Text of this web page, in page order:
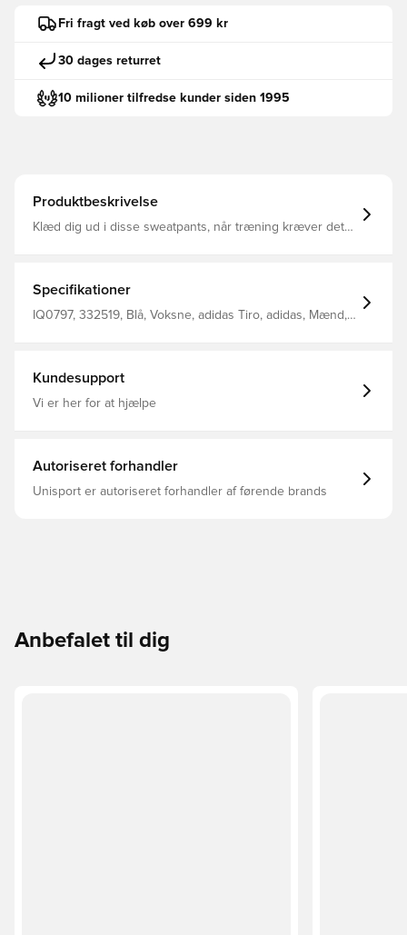
Fri fragt ved køb over 699 kr
30 dages returret
10 milioner tilfredse kunder siden 1995
Produktbeskrivelse
Klæd dig ud i disse sweatpants, når træning kræver det
dit sind forbliver fast på dine mål Mærket på hoften
nærer din fodboldstolthed Ankel lynlåse Elastisk talje
med snor Slank pasform Fremstillet af 100% genanvendt
Specifikationer
IQ0797, 332519, Blå, Voksne, adidas Tiro, adidas, Mænd,
Kundesupport
Vi er her for at hjælpe
Autoriseret forhandler
Unisport er autoriseret forhandler af førende brands
Anbefalet til dig